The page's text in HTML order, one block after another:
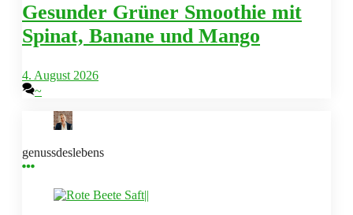
Gesunder Grüner Smoothie mit
Spinat, Banane und Mango
4. August 2026
~
genussdeslebens